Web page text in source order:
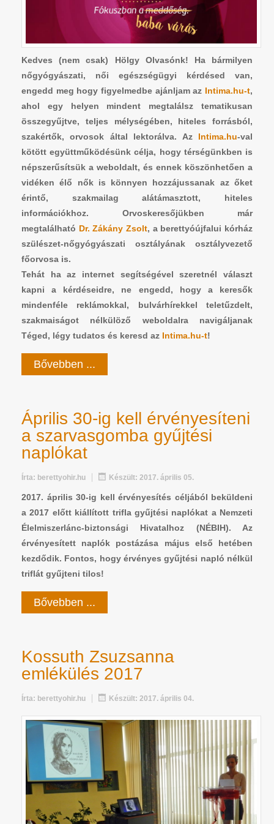
Kedves (nem csak) Hölgy Olvasónk! Ha bármilyen
nőgyógyászati, női egészségügyi kérdésed van,
engedd meg hogy figyelmedbe ajánljam az Intima.hu-t,
ahol egy helyen mindent megtalálsz tematikusan
összegyűjtve, teljes mélységében, hiteles forrásból,
szakértők, orvosok által lektorálva. AzIntima.hu-val
kötött együttműködésünk célja, hogy térségünkben is
népszerűsítsük a weboldalt, és ennek köszönhetően a
vidéken élő nők is könnyen hozzájussanak az őket
érintő, szakmailag alátámasztott, hiteles
információkhoz. Orvoskeresőjükben már
megtalálható Dr. Zákány Zsolt, a berettyóújfalui kórház
szülészet-nőgyógyászati osztályának osztályvezető
főorvosa is.
Tehát ha az internet segítségével szeretnél választ
kapni a kérdéseidre, ne engedd, hogy a keresők
mindenféle reklámokkal, bulvárhírekkel teletűzdelt,
szakmaiságot nélkülöző weboldalra navigáljanak
Téged, légy tudatos és keresd az Intima.hu-t!
Bővebben ...
Április 30-ig kell érvényesíteni
a szarvasgomba gyűjtési
naplókat
Írta: berettyohir.hu Készült: 2017. április 05.
2017. április 30-ig kell érvényesítés céljából beküldeni
a 2017 előtt kiállított trifla gyűjtési naplókat a Nemzeti
Élelmiszerlánc-biztonsági Hivatalhoz (NÉBIH). Az
érvényesített naplók postázása május első hetében
kezdődik. Fontos, hogy érvényes gyűjtési napló nélkül
triflát gyűjteni tilos!
Bővebben ...
Kossuth Zsuzsanna
emlékülés 2017
Írta: berettyohir.hu Készült: 2017. április 04.